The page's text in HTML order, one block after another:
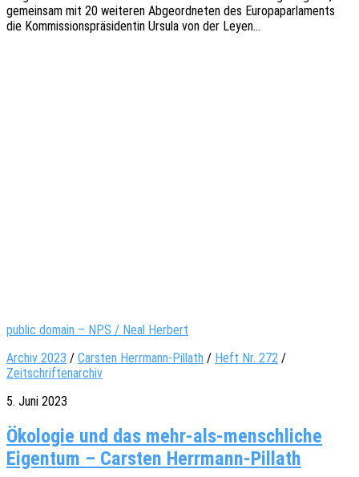
gemein­sam mit 20 weite­ren Abge­ord­ne­ten des Euro­pa­par­la­ments
die Kommis­si­ons­prä­si­den­tin Ursula von der Leyen…
public domain – NPS / Neal Herbert
Archiv 2023 / Carsten Herrmann-Pillath / Heft Nr. 272 /
Zeitschriftenarchiv
5. Juni 2023
Ökologie und das mehr-als-menschliche
Eigentum – Carsten Herrmann-Pillath